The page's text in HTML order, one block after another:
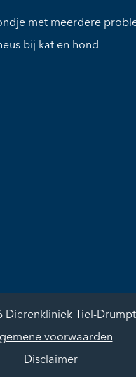
met meerdere
bij kat en hond
Dierenkliniek Tiel-Drumpt
voorwaarden
Disclaimer